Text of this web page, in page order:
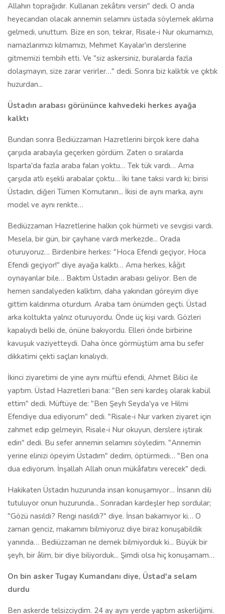
kalktı
Bundan sonra Bediüzzaman Hazretlerini birçok kere daha
çarşıda arabayla geçerken gördüm. Zaten o sıralarda
Isparta'da fazla araba falan yoktu… Tek tük vardı… Ama
çarşıda atlı eşekli arabalar çoktu… İki tane taksi vardı ki; birisi
Üstadın, diğeri Tümen Komutanın... İkisi de aynı marka, aynı
Bediüzzaman Hazretlerine halkın çok hürmeti ve sevgisi vardı.
oturuyoruz… Birdenbire herkes: "Hoca Efendi geçiyor, Hoca
Efendi geçiyor!" diye ayağa kalktı… Ama herkes, kâğıt
oynayanlar bile… Baktım Üstadın arabası geliyor. Ben de
hemen sandalyeden kalktım, daha yakından göreyim diye
gittim kaldırıma oturdum. Araba tam önümden geçti. Üstad
arka koltukta yalnız oturuyordu. Önde üç kişi vardı. Gözleri
kavuşuk vaziyetteydi. Daha önce görmüştüm ama bu sefer
dikkatimi çekti saçları kınalıydı.
İkinci ziyaretimi de yine aynı müftü efendi, Ahmet Bilici ile
yaptım. Üstad Hazretleri bana: "Ben seni kardeş olarak kabül
ettim" dedi. Müftüye de: "Ben Şeyh Seyda'ya ve Hilmi
Efendiye dua ediyorum" dedi. "Risale-i Nur varken ziyaret için
zahmet edip gelmeyin, Risale-i Nur okuyun, derslere iştirak
edin" dedi. Bu sefer annemin selamını söyledim. "Annemin
yerine elinizi öpeyim Üstadım" dedim, öptürmedi… "Ben ona
dua ediyorum. İnşallah Allah onun mükâfatını verecek" dedi.
Hakikaten Üstadın huzurunda insan konuşamıyor… İnsanın dili
tutuluyor onun huzurunda... Sonradan kardeşler hep sordular;
"Gözü nasıldı? Rengi nasıldı?" diye. İnsan bakamıyor ki… O
zaman genciz, makamını bilmiyoruz diye biraz konuşabildik
yanında… Bediüzzaman ne demek bilmiyorduk ki... Büyük bir
şeyh, bir âlim, bir diye biliyorduk... Şimdi olsa hiç konuşamam…
On bin asker Tugay Kumandanı diye, Üstad'a selam
Ben askerde telsizciydim. 24 ay aynı yerde yaptım askerliğimi.
Kumandanımız, Yüzbaşı Ali Şener isminde, İzmirli, çok menfi bir
adamdı. Kore'ye de gitmiş...
Bir gün tatbikata çıkmıştık. Eğirdir'e giden yolda tatbikat
sahası vardı. Yolun bir tarafı kırmızı, düşman; diğer tarafı yeşil,
dost kuvvetler manasında ayrılmıştı. Beş bin dost, beş bin
düşman… Toplam on bin asker var. Tümen Komutanımız da
Tatbikatı, kumandayı telsizle idare edecekti. Bizim telsizlerimiz